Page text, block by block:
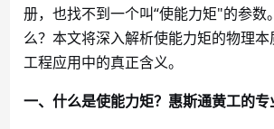
册，也找不到一个叫“使能力矩"的参数
么？本文将深入解析使能力矩的物理
工程应用中的真正含义。
一、什么是使能力矩？惠斯通黄工的专